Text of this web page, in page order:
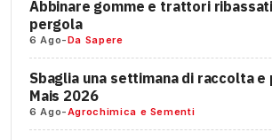
Abbinare gomme e trattori
pergola
6 Ago-Da Sapere
Sbaglia una settimana di raccolta
Mais 2026
6 Ago-Agrochimica e Sementi